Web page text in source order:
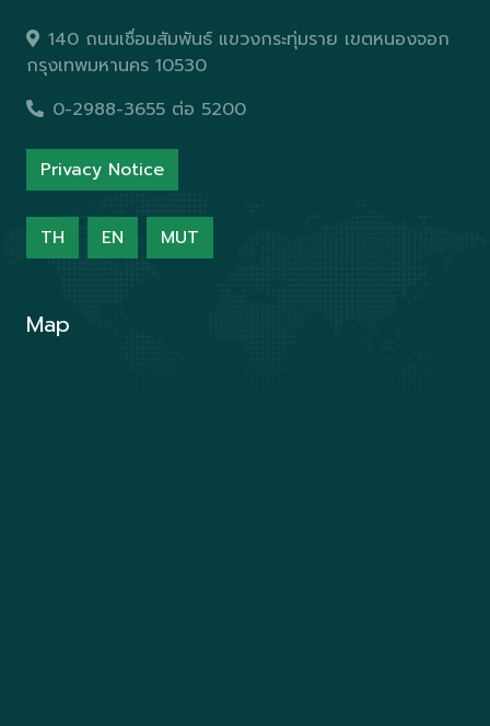
140 ถนนเชื่อมสัมพันธ์ แขวงกระทุ่มราย เขตหนองจอก
กรุงเทพมหานคร 10530
0-2988-3655 ต่อ 5200
Privacy Notice
TH EN MUT
Map